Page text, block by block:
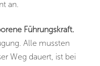
an.
Führungskraft.
Alle mussten
Weg dauert, ist bei